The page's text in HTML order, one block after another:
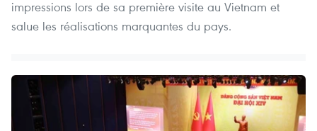
impressions lors de sa première visite au Vietnam et
salue les réalisations marquantes du pays.